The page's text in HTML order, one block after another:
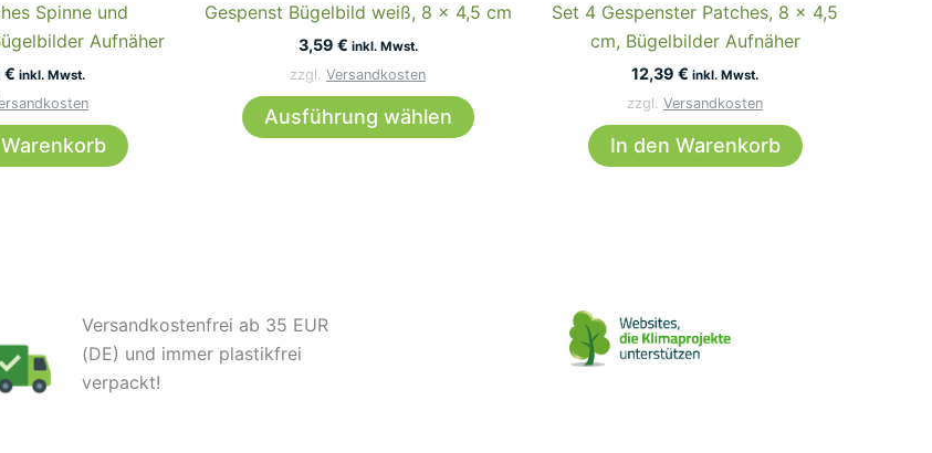
Spinne und
Aufnäher
€ inkl. Mwst.
Gespenst Bügelbild weiß, 8 x 4,5 cm
3,59 € inkl. Mwst.
zzgl. Versandkosten
Ausführung wählen
Produkt
Set 4 Gespenster Patches, 8 x 4,5
cm, Bügelbilder Aufnäher
12,39 € inkl. Mwst.
zzgl. Versandkosten
In den Warenkorb
Versandkostenfrei ab 35 EUR
(DE) und immer plastikfrei
verpackt!